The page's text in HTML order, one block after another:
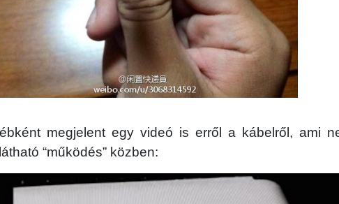
megjelent egy videó is erről a kábelről, ami
“működés” közben: